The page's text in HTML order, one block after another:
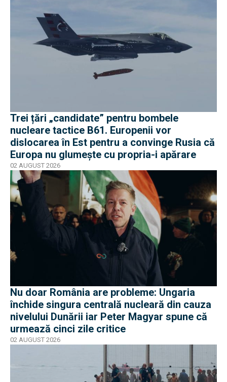
Trei țări „candidate” pentru bombele
nucleare tactice B61. Europenii vor
dislocarea în Est pentru a convinge Rusia că
Europa nu glumește cu propria-i apărare
02 AUGUST 2026
Nu doar România are probleme: Ungaria
închide singura centrală nucleară din cauza
nivelului Dunării iar Peter Magyar spune că
urmează cinci zile critice
02 AUGUST 2026